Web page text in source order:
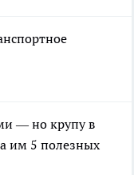
— но крупу в
им 5 полезных